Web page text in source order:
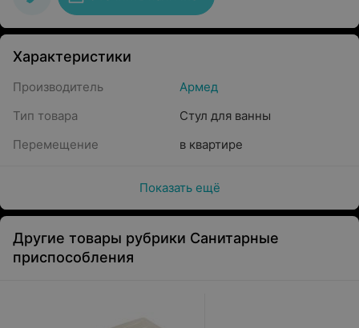
Характеристики
Производитель
Армед
Тип товара
Стул для ванны
Перемещение
в квартире
Показать ещё
Другие товары рубрики Санитарные
приспособления